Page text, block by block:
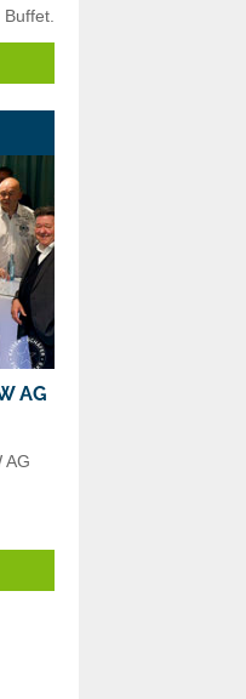
AG
AG